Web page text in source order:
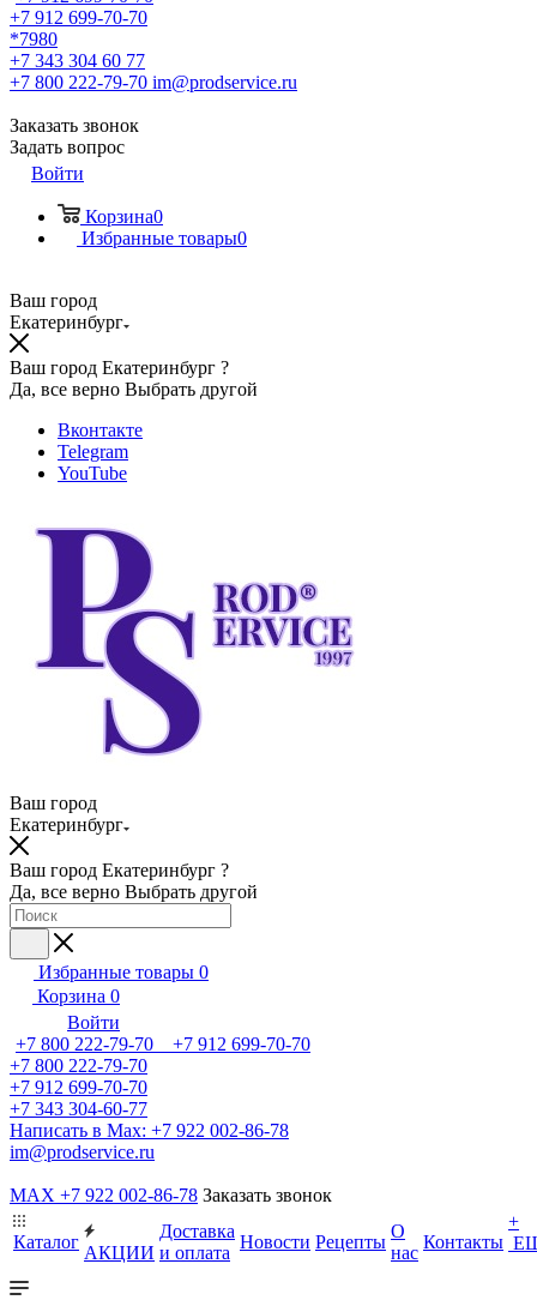
+7 912 699-70-70
*7980
+7 343 304 60 77
+7 800 222-79-70 im@prodservice.ru
Заказать звонок
Задать вопрос
Войти
Корзина0
Избранные товары0
Ваш город
Екатеринбург
Ваш город Екатеринбург ?
Да, все верно Выбрать другой
Вконтакте
Telegram
YouTube
Ваш город
Екатеринбург
Ваш город Екатеринбург ?
Да, все верно Выбрать другой
Избранные товары 0
Корзина 0
Войти
+7 800 222-79-70 +7 912 699-70-70
+7 800 222-79-70
+7 912 699-70-70
+7 343 304-60-77
Написать в Max: +7 922 002-86-78
im@prodservice.ru
MAX +7 922 002-86-78 Заказать звонок
Каталог
АКЦИИ
Доставка
и оплата
Новости Рецепты
О
нас
Контакты
+